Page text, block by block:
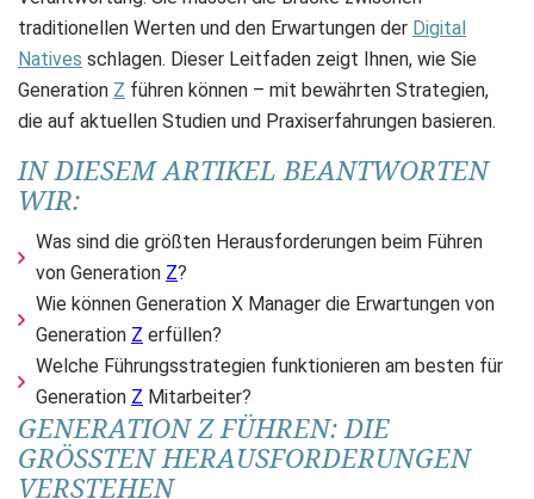
traditionellen Werten und den Erwartungen der Digital
Natives schlagen. Dieser Leitfaden zeigt Ihnen, wie Sie
Generation Z führen können – mit bewährten Strategien,
die auf aktuellen Studien und Praxiserfahrungen basieren.
IN DIESEM ARTIKEL BEANTWORTEN
WIR:
Was sind die größten Herausforderungen beim Führen
von Generation Z?
Wie können Generation X Manager die Erwartungen von
Generation Z erfüllen?
Welche Führungsstrategien funktionieren am besten für
Generation Z Mitarbeiter?
GENERATION Z FÜHREN: DIE
GRÖSSTEN HERAUSFORDERUNGEN V
ERSTEHEN